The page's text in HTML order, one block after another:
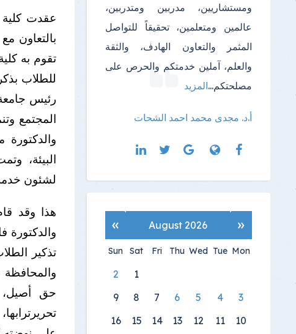
عقدت كلية
بالتعاون
تقوم به
للطلاب
رئيس
المجتمع
البيئة،
لشئون خدمة
هذا وقد
تذكير
والمحافظة
حق أصيل،
ومستشاريين، مدربين ومتدربين،
عالمين ومتعلمين، تحقيقاً للتواصل
المثمر والتعاون الهادف، والثقة
والعلم، آملين خدمتكم والحرص على
مصلحتكم...المزيد
أ.د. مجدى محمد احمد الشحات
«
August 2026
»
Mon
Tue
Wed
Thu
Fri
Sat
Sun
1
2
3
4
5
6
7
8
9
10
11
12
13
14
15
16